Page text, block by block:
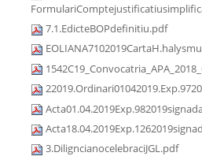
7.1.EdicteBOPdefinitiu.pdf
3.DiligncianocelebraciJGL.pdf